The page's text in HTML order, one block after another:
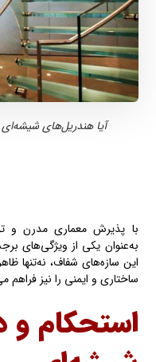
آیا هندریل‌های
با پذیرش معماری مدرن و
به‌عنوان یکی از ویژگی‌های
این سازه‌های شفاف، نه‌تنها
ساختاری و ایمنی را نیز فراهم
استحکام و